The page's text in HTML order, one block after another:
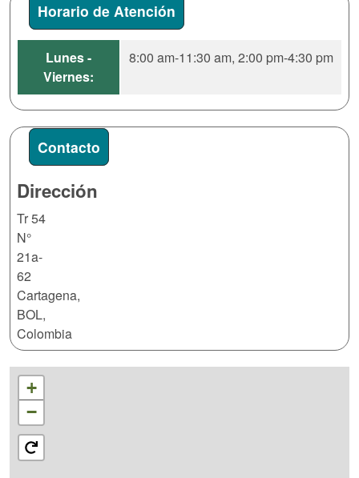
Horario de Atención
Lunes -
Viernes:
8:00 am-11:30 am, 2:00 pm-4:30 pm
Contacto
Dirección
Tr 54
N°
21a-
62
Cartagena,
BOL,
Colombia
+
−